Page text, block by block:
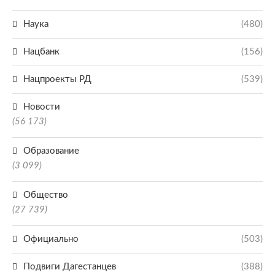
Наука (480)
Нацбанк (156)
Нацпроекты РД (539)
Новости
(56 173)
Образование
(3 099)
Общество
(27 739)
Официально (503)
Подвиги Дагестанцев (388)